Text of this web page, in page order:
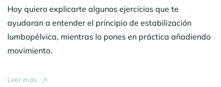
Hoy quiero explicarte algunos ejercicios que te
ayudaran a entender el principio de estabilización
lumbopélvica, mientras lo pones en práctica añadiendo
movimiento.
Leer más